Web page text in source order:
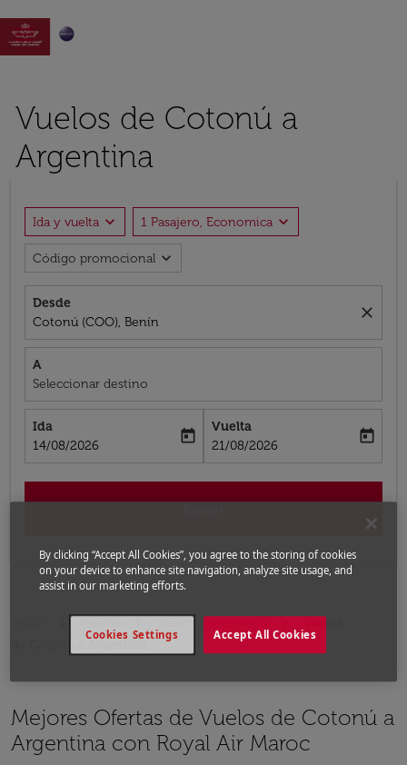

Vuelos de Cotonú a
Argentina
Ida y vuelta expand_more 1 Pasajero, Economica expand_more
Código promocional expand_more
Desde
Cotonú (COO), Benín
close
A
Seleccionar destino
Ida
fc-booking-departure-date-aria-label
14/08/2026
today
Vuelta
fc-booking-return-date-aria-label
21/08/2026
today
Vuelos a Argentina
Vuelos
Mejores Ofertas de Vuelos de Cotonú a
Argentina con Royal Air Maroc
By clicking “Accept All Cookies”, you agree to the storing of cookies
on your device to enhance site navigation, analyze site usage, and
assist in our marketing efforts.
Accept All Cookies
Cookies Settings